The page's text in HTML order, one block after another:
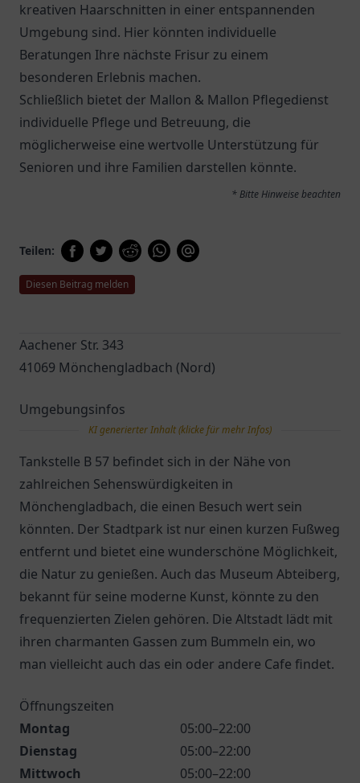
kreativen Haarschnitten in einer entspannenden
Umgebung sind. Hier könnten individuelle
Beratungen Ihre nächste Frisur zu einem
besonderen Erlebnis machen.
Schließlich bietet der Mallon & Mallon Pflegedienst
individuelle Pflege und Betreuung, die
möglicherweise eine wertvolle Unterstützung für
Senioren und ihre Familien darstellen könnte.
* Bitte Hinweise beachten
Teilen:
Diesen Beitrag melden
Aachener Str. 343
41069 Mönchengladbach (Nord)
Umgebungsinfos
KI generierter Inhalt (klicke für mehr Infos)
Tankstelle B 57 befindet sich in der Nähe von
zahlreichen Sehenswürdigkeiten in
Mönchengladbach, die einen Besuch wert sein
könnten. Der Stadtpark ist nur einen kurzen Fußweg
entfernt und bietet eine wunderschöne Möglichkeit,
die Natur zu genießen. Auch das Museum Abteiberg,
bekannt für seine moderne Kunst, könnte zu den
frequenzierten Zielen gehören. Die Altstadt lädt mit
ihren charmanten Gassen zum Bummeln ein, wo
man vielleicht auch das ein oder andere Cafe findet.
Öffnungszeiten
Montag
05:00–22:00
Dienstag
05:00–22:00
Mittwoch
05:00–22:00